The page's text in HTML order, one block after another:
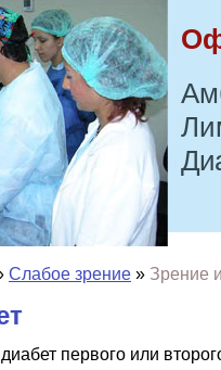
Слабое зрение » Зрение
первого или